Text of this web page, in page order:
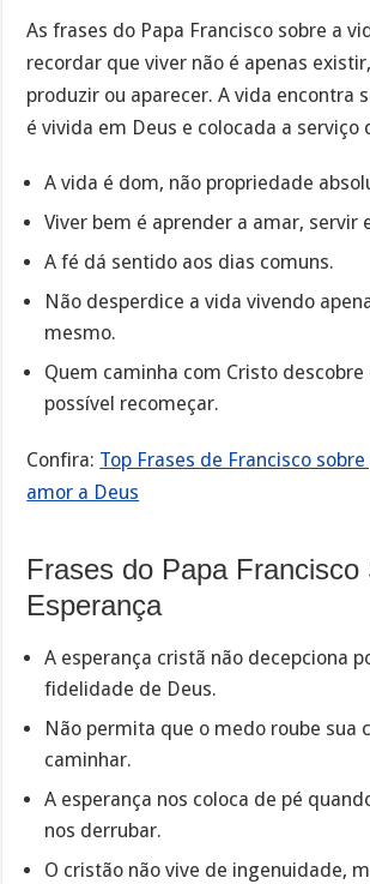
As frases do Papa Francisco sobre a
recordar que viver não é apenas
produzir ou aparecer. A vida encontra
é vivida em Deus e colocada a serviço
A vida é dom, não propriedade
Viver bem é aprender a amar, servir
A fé dá sentido aos dias comuns.
Não desperdice a vida vivendo
mesmo.
Quem caminha com Cristo descobre
possível recomeçar.
Confira: Top Frases de Francisco
amor a Deus
Frases do Papa Francisco
Esperança
A esperança cristã não decepciona
fidelidade de Deus.
Não permita que o medo roube sua
caminhar.
A esperança nos coloca de pé
nos derrubar.
O cristão não vive de ingenuidade,